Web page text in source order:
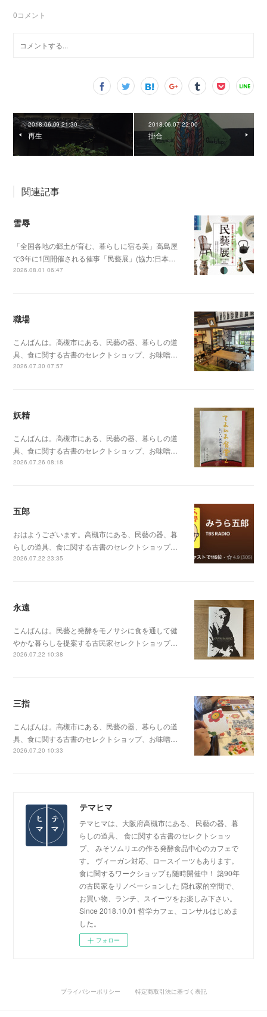
0コメント
2018.06.09 21:30
再生
2018.06.07 22:00
掛合
関連記事
雪辱
「全国各地の郷土が育む、暮らしに宿る美」高島屋
で3年に1回開催される催事「民藝展」(協力:日本…
2026.08.01 06:47
職場
こんばんは。高槻市にある、民藝の器、暮らしの道
具、食に関する古書のセレクトショップ、お味噌…
2026.07.30 07:57
妖精
こんばんは。高槻市にある、民藝の器、暮らしの道
具、食に関する古書のセレクトショップ、お味噌…
2026.07.26 08:18
五郎
おはようございます。高槻市にある、民藝の器、暮
らしの道具、食に関する古書のセレクトショップ…
2026.07.22 23:35
永遠
こんばんは。民藝と発酵をモノサシに食を通して健
やかな暮らしを提案する古民家セレクトショップ…
2026.07.22 10:38
三指
こんばんは。高槻市にある、民藝の器、暮らしの道
具、食に関する古書のセレクトショップ、お味噌…
2026.07.20 10:33
テマヒマ
テマヒマは、大阪府高槻市にある、 民藝の器、暮
らしの道具、 食に関する古書のセレクトショッ
プ、 みそソムリエの作る発酵食品中心のカフェで
す。 ヴィーガン対応、ロースイーツもあります。
食に関するワークショップも随時開催中！ 築90年
の古民家をリノベーションした 隠れ家的空間で、
お買い物、ランチ、スイーツをお楽しみ下さい。
Since 2018.10.01 哲学カフェ、コンサルはじめま
した。
フォロー
プライバシーポリシー 特定商取引法に基づく表記